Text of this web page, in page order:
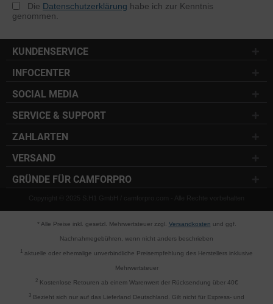
Die Datenschutzerklärung habe ich zur Kenntnis
genommen.
KUNDENSERVICE
INFOCENTER
SOCIAL MEDIA
SERVICE & SUPPORT
ZAHLARTEN
VERSAND
GRÜNDE FÜR CAMFORPRO
Copyright © 2025 S.H1 GmbH / camforpro.com - Alle Rechte vorbehalten
* Alle Preise inkl. gesetzl. Mehrwertsteuer zzgl. Versandkosten und ggf.
Nachnahmegebühren, wenn nicht anders beschrieben
aktuelle oder ehemalige unverbindliche Preisempfehlung des Herstellers inklusive
Mehrwertsteuer
2Kostenlose Retouren ab einem Warenwert der Rücksendung über 40€
3 Bezieht sich nur auf das Lieferland Deutschland. Gilt nicht für Express- und